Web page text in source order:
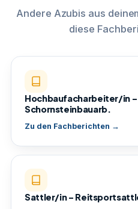
Andere Azubis aus
diese
Hochbaufacharbeiter/in
Schornsteinbauarb.
Zu den Fachberichten →
Sattler/in –